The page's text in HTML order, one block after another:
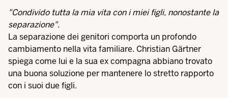
"Condivido tutta la mia vita con i miei figli, nonostante la
separazione".
La separazione dei genitori comporta un profondo
cambiamento nella vita familiare. Christian Gärtner
spiega come lui e la sua ex compagna abbiano trovato
una buona soluzione per mantenere lo stretto rapporto
con i suoi due figli.